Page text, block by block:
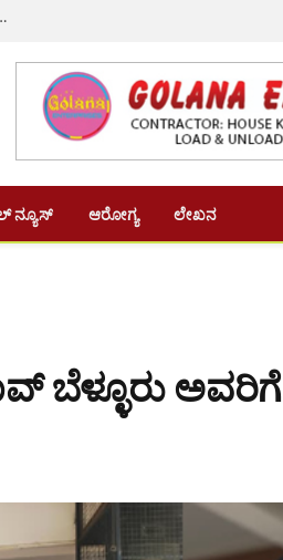
ಉದ್ಯೋಗ, ದಿನಗೂಲಿ ₹382ಕ್ಕೆ ಏರಿಕೆ
ನ್ಯೂಸ್ ಆರೋಗ್ಯ ಲೇಖನ
ಬೆಳ್ಳೂರು ಅವರಿಗೆ